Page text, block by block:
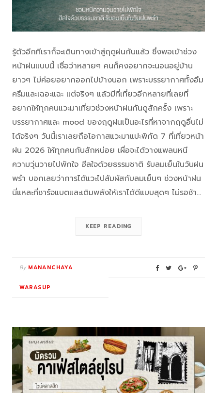
รู้ตัวอีกทีเราก็จะเดินทางเข้าสู่ฤดูฝนกันแล้ว ซึ่งพอเข้าช่วง
หน้าฝนแบบนี้ เชื่อว่าหลายๆ คนก็คงอยากจะนอนอยู่บ้าน
ยาวๆ ไม่ค่อยอยากออกไปข้างนอก เพราะบรรยากาศทั้งอึม
ครึมและเฉอะแฉะ แต่จริงๆ แล้วมีที่เที่ยวอีกหลายที่เลยที่
อยากให้ทุกคนแวะมาเที่ยวช่วงหน้าฝนกันดูสักครั้ง เพราะ
บรรยากาศและ mood ของฤดูฝนเป็นอะไรที่หาจากฤดูอื่นไม่
ได้จริงๆ วันนี้เราเลยถือโอกาสแวะมาแปะพิกัด 7 ที่เที่ยวหน้า
ฝน 2026 ให้ทุกคนกันสักหน่อย เผื่อจะได้วางแพลนหนี
ความวุ่นวายไปพักใจ ฮีลใจด้วยธรรมชาติ รับลมเย็นในวันฝน
พรำ บอกเลยว่าการได้แวะไปสัมผัสกับลมเย็นๆ ช่วงหน้าฝน
นี่แหละที่ชาร์จแบตและเติมพลังให้เราได้ดีแบบสุดๆ ไม่รอช้า…
KEEP READING
By MANANCHAYA
WARASUP